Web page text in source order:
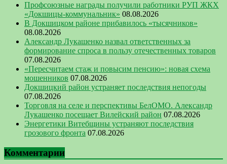
Профсоюзные награды получили работники РУП ЖКХ
«Докшицы-коммунальник» 08.08.2026
В Докшицком районе прибавилось «тысячников»
08.08.2026
Александр Лукашенко назвал ответственных за
формирование спроса в пользу отечественных товаров
07.08.2026
«Пересчитаем стаж и повысим пенсию»: новая схема
мошенников 07.08.2026
Докшицкий район устраняет последствия непогоды
07.08.2026
Торговля на селе и перспективы БелОМО. Александр
Лукашенко посещает Вилейский район 07.08.2026
Энергетики Витебщины устраняют последствия
грозового фронта 07.08.2026
Комментарии